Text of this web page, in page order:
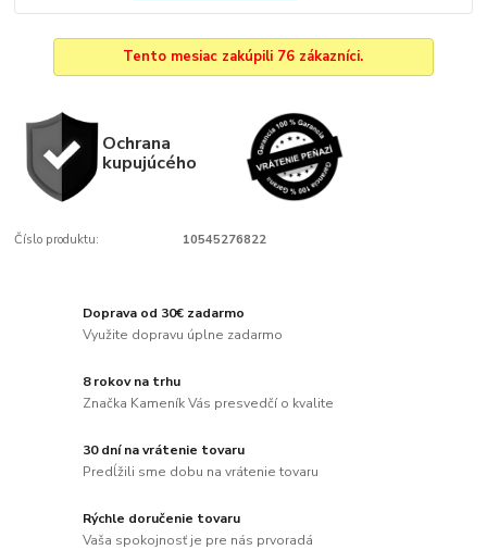
Tento mesiac zakúpili 76 zákazníci.
Ochrana
kupujúcého
Číslo produktu: 10545276822
Doprava od 30€ zadarmo
Využite dopravu úplne zadarmo
8 rokov na trhu
Značka Kameník Vás presvedčí o kvalite
30 dní na vrátenie tovaru
Predĺžili sme dobu na vrátenie tovaru
Rýchle doručenie tovaru
Vaša spokojnosť je pre nás prvoradá